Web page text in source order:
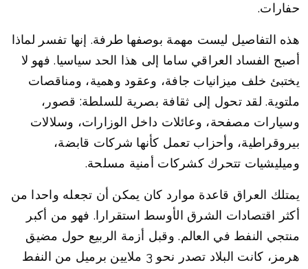
حفارات.
هذه التفاصيل ليست مهمة بوصفها طرفة. إنها تفسر لماذا
أصبح الفساد العراقي ساما إلى هذا الحد سياسيا. فهو لا
يختبئ خلف ميزانيات جافة، وعقود وهمية، ومناقصات
ملتوية. لقد تحول إلى ثقافة بصرية للسلطة: قصور،
وسيارات مصفحة، وعائلات داخل الوزارات، وسلالات
بيروقراطية، وأحزاب تعمل كأنها شركات قابضة،
وميليشيات تتحرك كشركات أمنية مسلحة.
يمتلك العراق قاعدة موارد كان يمكن أن تجعله واحدا من
أكثر اقتصادات الشرق الأوسط استقرارا. فهو من أكبر
منتجي النفط في العالم. وقبل أزمة الربيع حول مضيق
هرمز، كانت البلاد تصدر نحو 3 ملايين برميل من النفط